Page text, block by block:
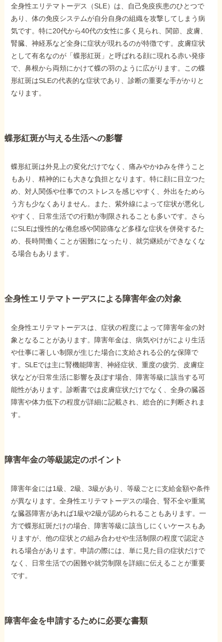
障害年金コラム
お知らせ
事務所について
サイトマップ
で受給相談をする
他社と何が違うの？
089-907-3797
受付時間：平日9:00~18:00
全身性エリテマトーデス（SLE）は、自己免疫疾患のひとつで
あり、体の免疫システムが自分自身の組織を攻撃してしまう病
気です。特に20代から40代の女性に多く見られ、関節、皮膚、
腎臓、神経系など全身に症状が現れるのが特徴です。皮膚症状
として有名なのが「蝶形紅斑」と呼ばれる顔に現れる赤い発疹
で、鼻根から両頬にかけて蝶の羽のように広がります。この蝶
形紅斑はSLEの代表的な症状であり、診断の重要な手がかりと
なります。
蝶形紅斑が与える生活への影響
蝶形紅斑は外見上の変化だけでなく、痛みやかゆみを伴うこと
もあり、精神的にも大きな負担となります。特に顔に目立つた
め、対人関係や仕事でのストレスを感じやすく、外出をためら
う方も少なくありません。また、紫外線によって症状が悪化し
やすく、日常生活での行動が制限されることも多いです。さら
にSLEは慢性的な倦怠感や関節痛など多様な症状を併発するた
め、長時間働くことが困難になったり、就労継続ができなくな
る場合もあります。
全身性エリテマトーデスによる障害年金の対象
全身性エリテマトーデスは、症状の程度によって障害年金の対
象となることがあります。障害年金は、病気やけがにより生活
や仕事に著しい制限が生じた場合に支給される公的な保障で
す。SLEでは主に腎機能障害、神経症状、重度の疲労、皮膚症
状などが日常生活に影響を及ぼす場合、障害等級に該当する可
能性があります。診断書では皮膚症状だけでなく、全身の臓器
障害や体力低下の程度が詳細に記載され、総合的に判断されま
す。
障害年金の等級認定のポイント
障害年金には1級、2級、3級があり、等級ごとに支給金額や条件
が異なります。全身性エリテマトーデスの場合、腎不全や重篤
な臓器障害があれば1級や2級が認められることもあります。一
方で蝶形紅斑だけの場合、障害等級に該当しにくいケースもあ
りますが、他の症状との組み合わせや生活制限の程度で認定さ
れる場合があります。申請の際には、単に見た目の症状だけで
なく、日常生活での困難や就労制限を詳細に伝えることが重要
です。
障害年金を申請するために必要な書類